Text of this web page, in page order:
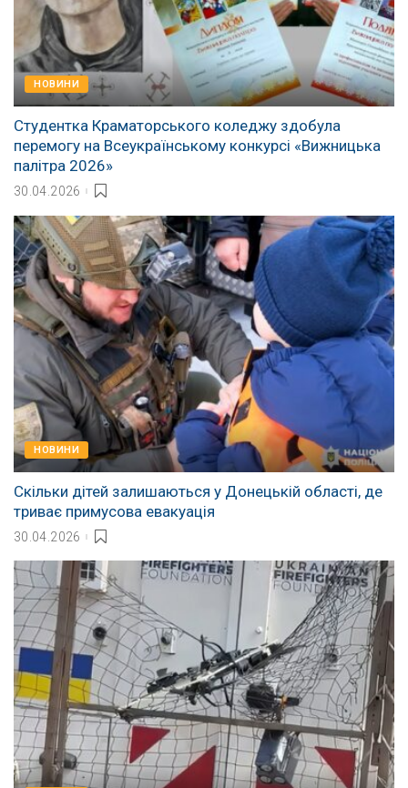
НОВИНИ
Студентка Краматорського коледжу здобула
перемогу на Всеукраїнському конкурсі «Вижницька
палітра 2026»
30.04.2026
НОВИНИ
Скільки дітей залишаються у Донецькій області, де
триває примусова евакуація
30.04.2026